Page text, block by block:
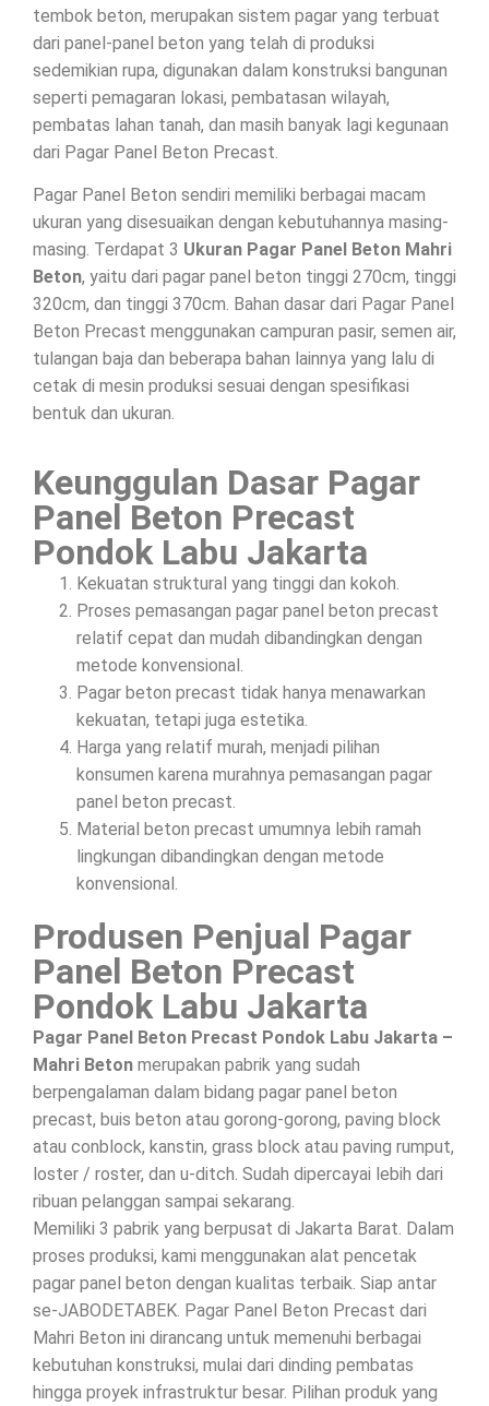
tembok beton, merupakan sistem pagar yang terbuat
dari panel-panel beton yang telah di produksi
sedemikian rupa, digunakan dalam konstruksi bangunan
seperti pemagaran lokasi, pembatasan wilayah,
pembatas lahan tanah, dan masih banyak lagi kegunaan
dari Pagar Panel Beton Precast.
Pagar Panel Beton sendiri memiliki berbagai macam
ukuran yang disesuaikan dengan kebutuhannya masing-
masing. Terdapat 3 Ukuran Pagar Panel Beton Mahri
Beton, yaitu dari pagar panel beton tinggi 270cm, tinggi
320cm, dan tinggi 370cm. Bahan dasar dari Pagar Panel
Beton Precast menggunakan campuran pasir, semen air,
tulangan baja dan beberapa bahan lainnya yang lalu di
cetak di mesin produksi sesuai dengan spesifikasi
bentuk dan ukuran.
Keunggulan Dasar Pagar
Panel Beton Precast
Pondok Labu Jakarta
Kekuatan struktural yang tinggi dan kokoh.
Proses pemasangan pagar panel beton precast
relatif cepat dan mudah dibandingkan dengan
metode konvensional.
Pagar beton precast tidak hanya menawarkan
kekuatan, tetapi juga estetika.
Harga yang relatif murah, menjadi pilihan
konsumen karena murahnya pemasangan pagar
panel beton precast.
Material beton precast umumnya lebih ramah
lingkungan dibandingkan dengan metode
konvensional.
Produsen Penjual Pagar
Panel Beton Precast
Pondok Labu Jakarta
Pagar Panel Beton Precast Pondok Labu Jakarta –
Mahri Beton merupakan pabrik yang sudah
berpengalaman dalam bidang pagar panel beton
precast, buis beton atau gorong-gorong, paving block
atau conblock, kanstin, grass block atau paving rumput,
loster / roster, dan u-ditch. Sudah dipercayai lebih dari
ribuan pelanggan sampai sekarang.
Memiliki 3 pabrik yang berpusat di Jakarta Barat. Dalam
proses produksi, kami menggunakan alat pencetak
pagar panel beton dengan kualitas terbaik. Siap antar
se-JABODETABEK. Pagar Panel Beton Precast dari
Mahri Beton ini dirancang untuk memenuhi berbagai
kebutuhan konstruksi, mulai dari dinding pembatas
hingga proyek infrastruktur besar. Pilihan produk yang